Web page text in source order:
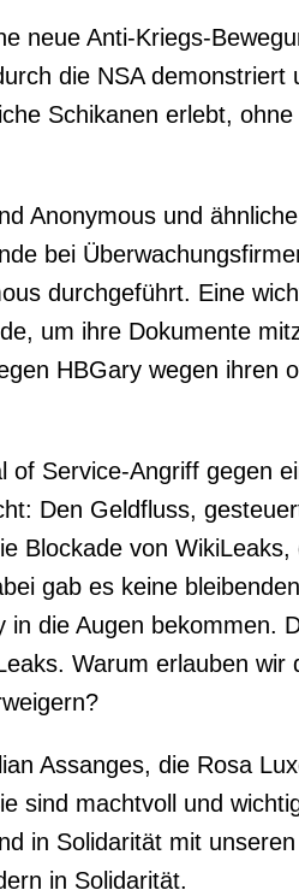
neue Anti-Kriegs-
die NSA
Schikanen erlebt,
Anonymous und
bei
durchgeführt. Eine
um ihre Dokumente
HBGary wegen ihren
Service-Angriff gegen
Den Geldfluss,
Blockade von
gab es keine
die Augen bekommen.
Warum erlauben
Assanges, die Rosa
sind machtvoll und
in Solidarität mit
in Solidarität.